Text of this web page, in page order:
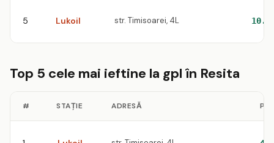
5 Lukoil str. Timisoarei, 4L
Top 5 cele mai ieftine la gpl în Resita
# STAȚIE ADRESĂ